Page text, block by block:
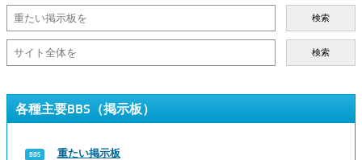
検索
検索
各種主要BBS（掲示板）
重たい掲示板